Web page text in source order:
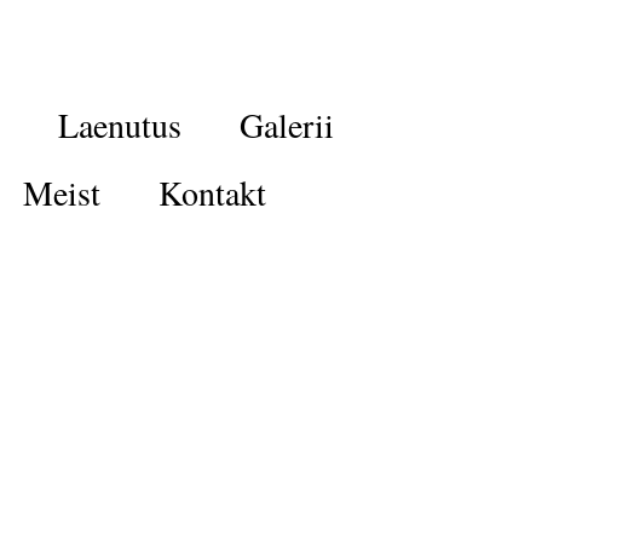
Laenutus
Galerii
Meist Kontakt